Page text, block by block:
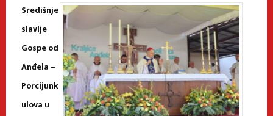
Središnje
slavlje
Gospe od
Anđela –
Porcijunk
ulova u